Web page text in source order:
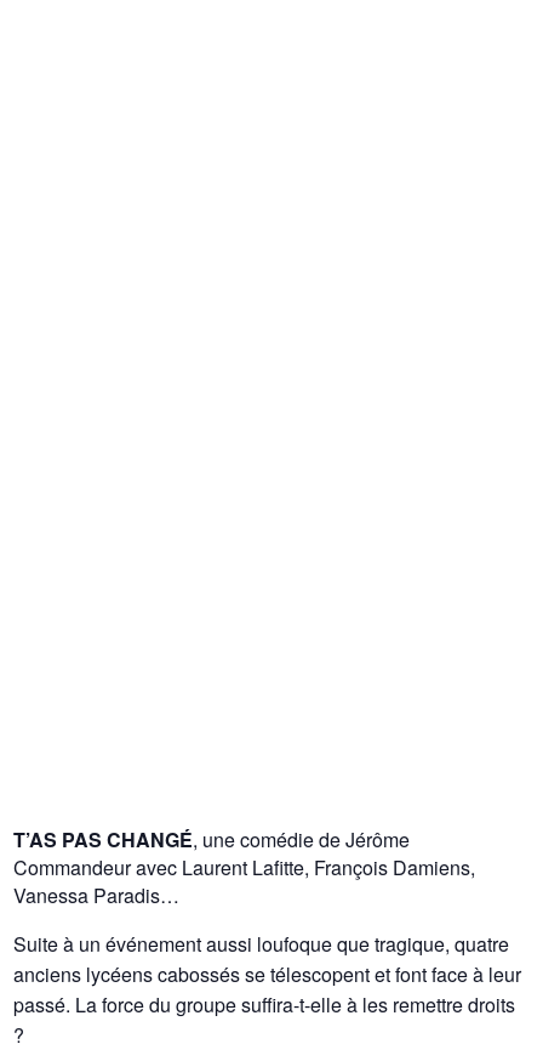
T’AS PAS CHANGÉ, une comédie de Jérôme
Commandeur avec Laurent Lafitte, François Damiens,
Vanessa Paradis…
Suite à un événement aussi loufoque que tragique, quatre
anciens lycéens cabossés se télescopent et font face à leur
passé. La force du groupe suffira-t-elle à les remettre droits
?